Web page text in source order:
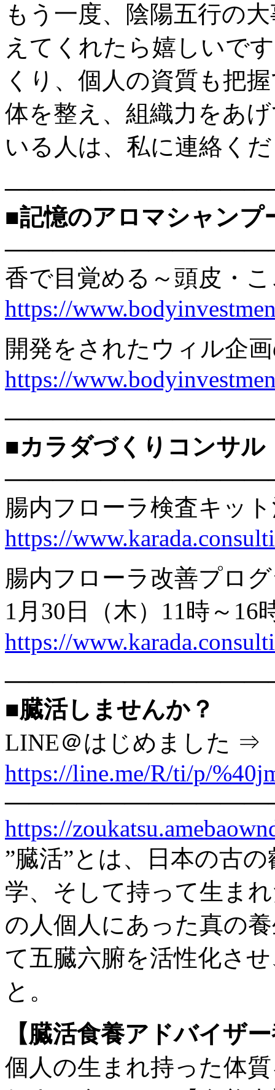
もう一度、陰陽五行の
えてくれたら嬉しいで
くり、個人の資質も把
体を整え、組織力をあ
いる人は、私に連絡く
■記憶のアロマシャンプ
香で目覚める～頭皮・
https://
開発をされたウィル企
https://
■カラダづくりコンサル
腸内フローラ検査キッ
https://
腸内フローラ改善プロ
1月30日（木）11時～16
https://
■臓活しませんか？
LINE＠はじめました ⇒
https://line.me/R/ti/p/
https://
”臓活”とは、日本の古
学、そして持って生ま
の人個人にあった真の
て五臓六腑を活性化さ
と。
【臓活食養アドバイザ
個人の生まれ持った体